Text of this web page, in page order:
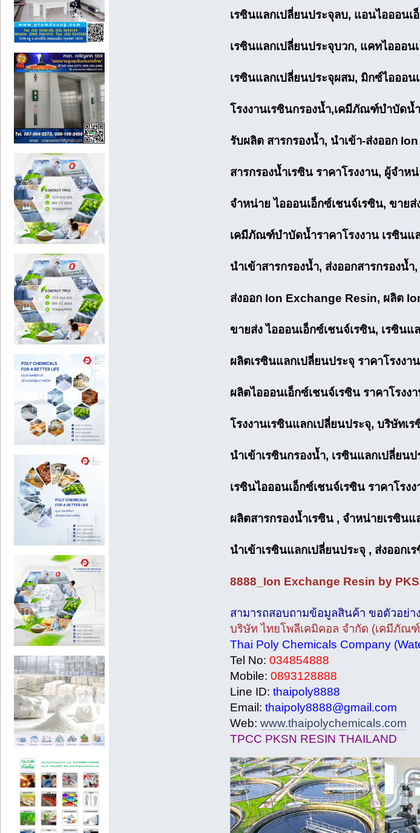
เรซินแลกเปลี่ยนประจุลบ, แอนไอออน
เรซินแลกเปลี่ยนประจุบวก, แคทไอออ
เรซินแลกเปลี่ยนประจุผสม, มิกซ์ไอออ
โรงงานเรซินกรองน้ำ,เคมีภัณฑ์บำบัดน้
รับผลิต สารกรองน้ำ, นำเข้า-ส่งออก
สารกรองน้ำเรซิน ราคาโรงงาน, ผู้จำห
จำหน่าย ไอออนเอ็กซ์เชนจ์เรซิน, ขายส่
เคมีภัณฑ์บำบัดน้ำราคาโรงงาน เรซินแ
นำเข้าสารกรองน้ำ, ส่งออกสารกรองน้
ส่งออก Ion Exchange Resin, ผลิต
ขายส่ง ไอออนเอ็กซ์เชนจ์เรซิน, เรซินแ
ผลิตเรซินแลกเปลี่ยนประจุ ราคาโรงง
ผลิตไอออนเอ็กซ์เชนจ์เรซิน ราคาโรง
โรงงานเรซินแลกเปลี่ยนประจุ, บริษัทเ
นำเข้าเรซินกรองน้ำ, เรซินแลกเปลี่ยน
เรซินไอออนเอ็กซ์เชนจ์เรซิน ราคาโร
ผลิตสารกรองน้ำเรซิน , จำหน่ายเรซินแ
นำเข้าเรซินแลกเปลี่ยนประจุ , ส่งออก
8888_Ion Exchange Resin by
สามารถสอบถามข้อมูลสินค้า ขอตัวอย่
บริษัท ไทยโพลีเคมิคอล จำกัด (เคมีภัณ
Thai Poly Chemicals Company
Tel No: 034854888
Mobile: 0893128888
Line ID: thaipoly8888
Email: thaipoly8888@gmail.com
Web: www.thaipolychemicals.com
TPCC PKSN RESIN THAILAND